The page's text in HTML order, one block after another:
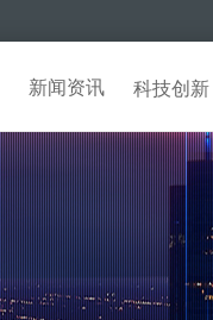
新闻资讯 科技创新